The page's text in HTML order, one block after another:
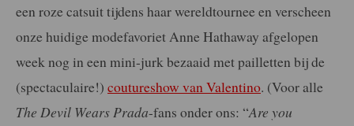
een roze catsuit tijdens haar wereldtournee en verscheen
onze huidige modefavoriet Anne Hathaway afgelopen
week nog in een mini-jurk bezaaid met pailletten bij de
(spectaculaire!) coutureshow van Valentino. (Voor alle
The Devil Wears Prada-fans onder ons: “Are you